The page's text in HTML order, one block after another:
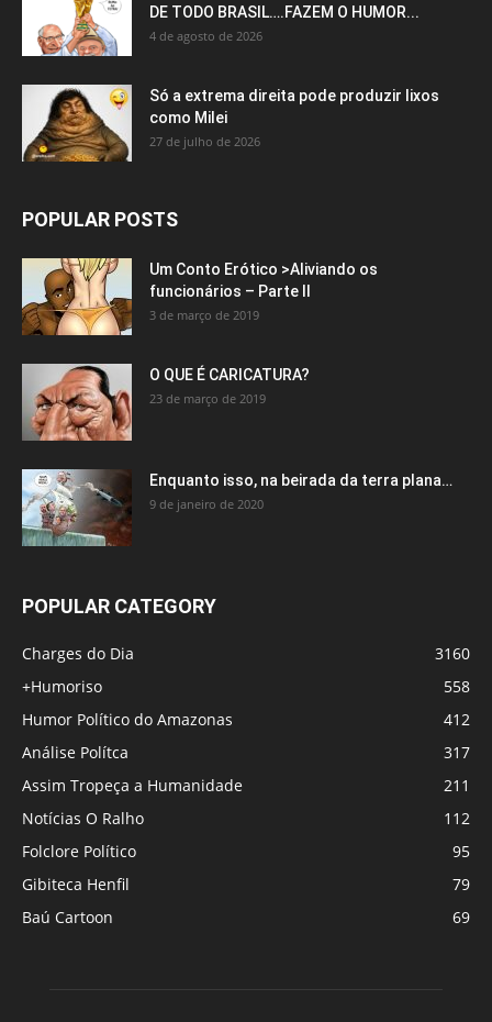
DE TODO BRASIL….FAZEM O HUMOR...
4 de agosto de 2026
Só a extrema direita pode produzir lixos
como Milei
27 de julho de 2026
POPULAR POSTS
Um Conto Erótico >Aliviando os
funcionários – Parte II
3 de março de 2019
O QUE É CARICATURA?
23 de março de 2019
Enquanto isso, na beirada da terra plana…
9 de janeiro de 2020
POPULAR CATEGORY
Charges do Dia
3160
+Humoriso
558
Humor Político do Amazonas
412
Análise Polítca
317
Assim Tropeça a Humanidade
211
Notícias O Ralho
112
Folclore Político
95
Gibiteca Henfil
79
Baú Cartoon
69